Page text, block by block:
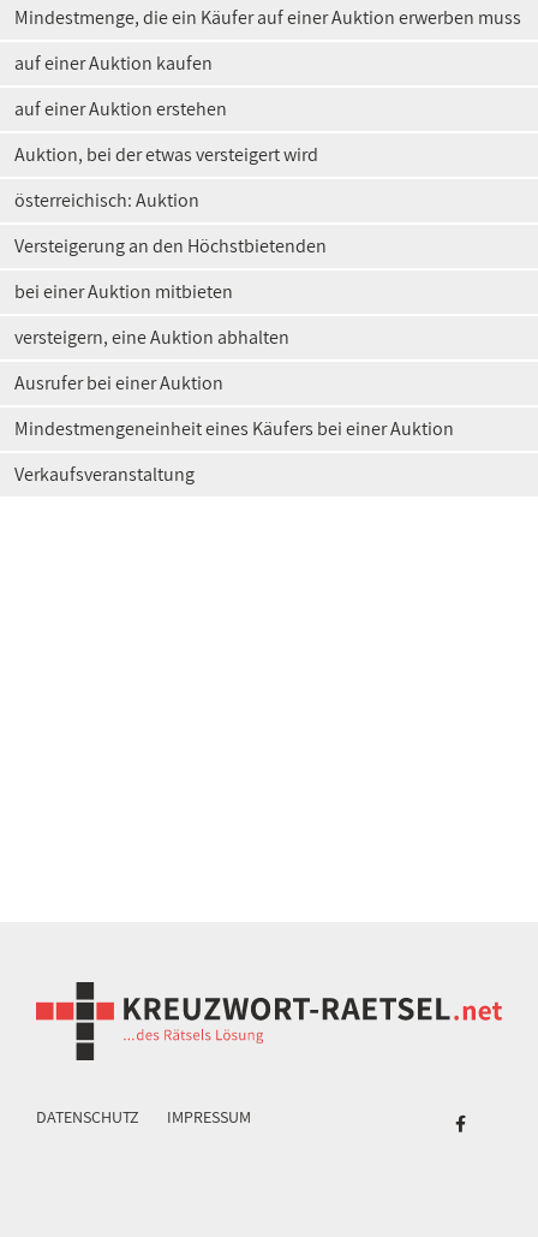
Mindestmenge, die ein Käufer auf einer Auktion erwerben muss
auf einer Auktion kaufen
auf einer Auktion erstehen
Auktion, bei der etwas versteigert wird
österreichisch: Auktion
Versteigerung an den Höchstbietenden
bei einer Auktion mitbieten
versteigern, eine Auktion abhalten
Ausrufer bei einer Auktion
Mindestmengeneinheit eines Käufers bei einer Auktion
Verkaufsveranstaltung
DATENSCHUTZ IMPRESSUM